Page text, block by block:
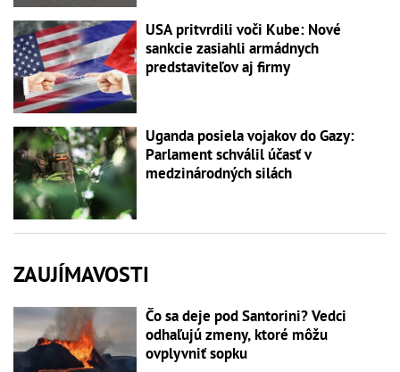
USA pritvrdili voči Kube: Nové
sankcie zasiahli armádnych
predstaviteľov aj firmy
Uganda posiela vojakov do Gazy:
Parlament schválil účasť v
medzinárodných silách
ZAUJÍMAVOSTI
Čo sa deje pod Santorini? Vedci
odhaľujú zmeny, ktoré môžu
ovplyvniť sopku